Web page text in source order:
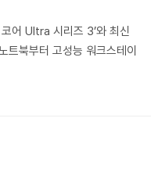
어 Ultra 시리즈 3’와 최신
북부터 고성능 워크스테이